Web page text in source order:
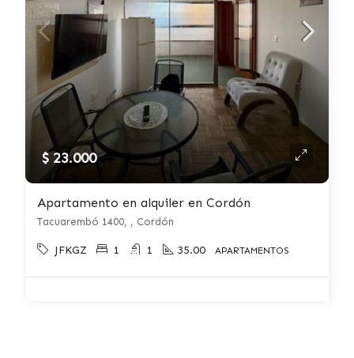
$ 23.000
Apartamento en alquiler en Cordón
Tacuarembó 1400, , Cordón
JFKGZ 1 1 35.00 APARTAMENTOS